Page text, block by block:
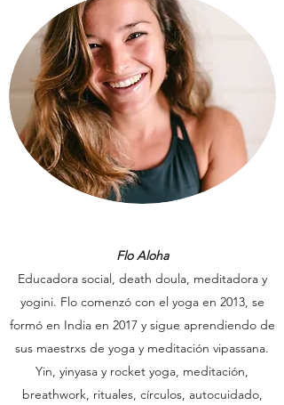
Flo Aloha
Educadora social, death doula, meditadora y
yogini. Flo comenzó con el yoga en 2013, se
formó en India en 2017 y sigue aprendiendo de
sus maestrxs de yoga y meditación vipassana.
Yin, yinyasa y rocket yoga, meditación,
breathwork, rituales, círculos, autocuidado,